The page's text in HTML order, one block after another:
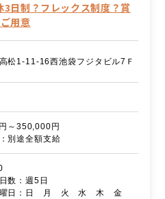
3日制？フレックス制度？賞
用意
松1-11-16西池袋フジタビル7Ｆ
～350,000円
別途全額支給
数：週5日
曜日：日 月 火 水 木 金